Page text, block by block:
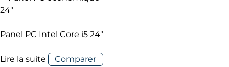
Panel PC Intel Core i5 24″
Lire la suite Comparer